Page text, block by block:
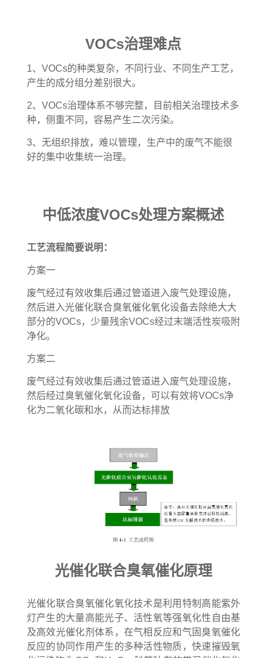
VOCs治理难点
1、VOCs的种类复杂，不同行业、不同生产工艺，
产生的成分组分差别很大。
2、VOCs治理体系不够完整，目前相关治理技术多
种，侧重不同，容易产生二次污染。
3、无组织排放，难以管理，生产中的废气不能很
好的集中收集统一治理。
中低浓度VOCs处理方案概述
工艺流程简要说明：
方案一
废气经过有效收集后通过管道进入废气处理设施，
然后进入光催化联合臭氧催化氧化设备去除绝大大
部分的VOCs，少量残余VOCs经过末端活性炭吸附
净化。
方案二
废气经过有效收集后通过管道进入废气处理设施，
然后经过臭氧催化氧化设备，可以有效将VOCs净
化为二氧化碳和水，从而达标排放
光催化联合臭氧催化原理
光催化联合臭氧催化氧化技术是利用特制高能紫外
灯产生的大量高能光子、活性氧等强氧化性自由基
及高效光催化剂体系，在气相反应和气固臭氧催化
反应的协同作用产生的多种活性物质，快速摧毁氧